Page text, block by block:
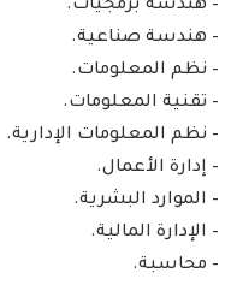
– هندسة برمجيات.
– هندسة صناعية.
– نظم المعلومات.
– تقنية المعلومات.
– نظم المعلومات الإدارية.
– إدارة الأعمال.
– الموارد البشرية.
– الإدارة المالية.
– محاسبة.